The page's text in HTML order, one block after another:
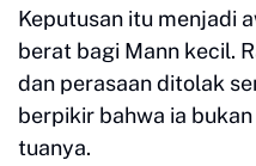
Keputusan itu menjadi
berat bagi Mann kecil.
dan perasaan ditolak
berpikir bahwa ia
tuanya.